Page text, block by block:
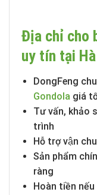
Địa chỉ cho
uy tín tại
DongFeng
Gondola giá
Tư vấn, khảo
trình
Hỗ trợ vận
Sản phẩm
ràng
Hoàn tiền